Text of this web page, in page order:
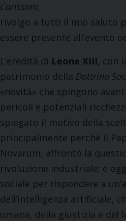
Carissimi,
rivolgo a tutti il mio saluto
essere presente all’evento
L’eredità di Leone XIII, con
patrimonio della Dottrina
«novità» che spingono
pericoli e potenziali
spiegato il motivo della
principalmente perché il
Novarum, affrontò la
rivoluzione industriale; e
sociale per rispondere a
dell’intelligenza artificiale,
umana, della giustizia e del